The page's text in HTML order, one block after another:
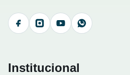
FacebookInstagramYouTubeWhatsApp
Institucional